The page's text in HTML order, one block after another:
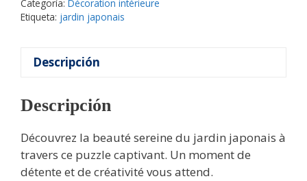
Categoría: Décoration intérieure
Etiqueta: jardin japonais
Descripción
Descripción
Découvrez la beauté sereine du jardin japonais à
travers ce puzzle captivant. Un moment de
détente et de créativité vous attend.